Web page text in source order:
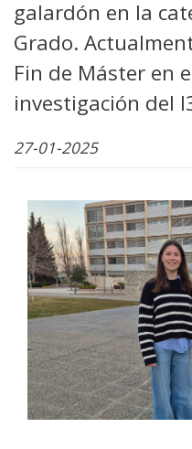
galardón en la
Grado.
Fin de Máster en
investigación del
27-01-2025